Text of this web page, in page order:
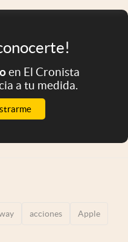
en El Cronista
a tu medida.
acciones Apple